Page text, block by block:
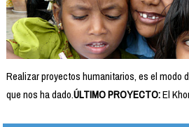
Realizar proyectos humanitarios, es el modo
que nos ha dado.ÚLTIMO PROYECTO:El